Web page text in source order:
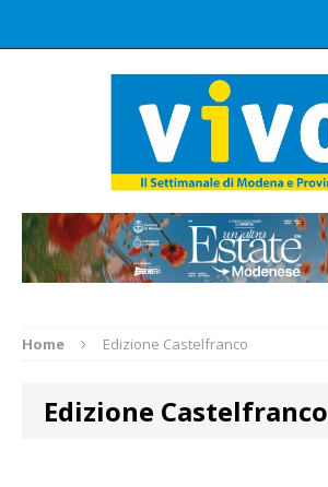
Home Edizione Castelfranco
Edizione Castelfranco